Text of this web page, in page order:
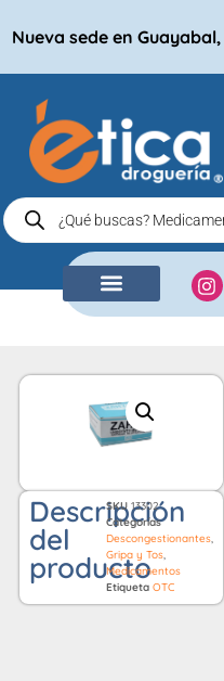
Nueva sede en Guayabal,
Descripción
del
producto
SKU13302
Categorías
Descongestionantes,
Gripa y Tos,
Medicamentos
Etiqueta OTC